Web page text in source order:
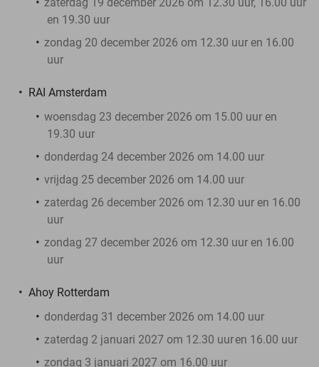
en 19.30 uur
zondag 20 december 2026 om 12.30 uur en 16.00
uur
RAI Amsterdam
woensdag 23 december 2026 om 15.00 uur en
19.30 uur
donderdag 24 december 2026 om 14.00 uur
vrijdag 25 december 2026 om 14.00 uur
zaterdag 26 december 2026 om 12.30 uur en 16.00
uur
zondag 27 december 2026 om 12.30 uur en 16.00
uur
Ahoy Rotterdam
donderdag 31 december 2026 om 14.00 uur
zaterdag 2 januari 2027 om 12.30 uuren 16.00 uur
zondag 3 januari 2027 om 16.00 uur